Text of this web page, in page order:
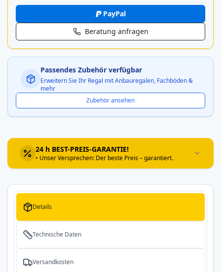
PayPal
Beratung anfragen
Passendes Zubehör verfügbar
Erweitern Sie Ihr Regal mit Anbauregalen, Fachböden &
mehr
Zubehör ansehen
24 h BEST-PREIS-GARANTIE!
• Unser Versprechen: Der beste Preis – garantiert.
Details
Technische Daten
Versandkosten